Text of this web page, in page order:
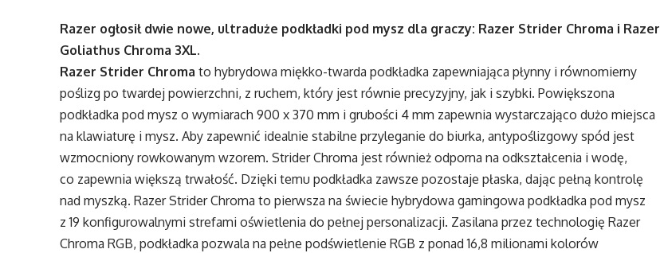
Razer ogłosił dwie nowe, ultraduże podkładki pod mysz dla graczy: Razer Strider Chroma i Razer
Goliathus Chroma 3XL.
Razer Strider Chroma to hybrydowa miękko-twarda podkładka zapewniająca płynny i równomierny
poślizg po twardej powierzchni, z ruchem, który jest równie precyzyjny, jak i szybki. Powiększona
podkładka pod mysz o wymiarach 900 x 370 mm i grubości 4 mm zapewnia wystarczająco dużo miejsca
na klawiaturę i mysz. Aby zapewnić idealnie stabilne przyleganie do biurka, antypoślizgowy spód jest
wzmocniony rowkowanym wzorem. Strider Chroma jest również odporna na odkształcenia i wodę,
co zapewnia większą trwałość. Dzięki temu podkładka zawsze pozostaje płaska, dając pełną kontrolę
nad myszką. Razer Strider Chroma to pierwsza na świecie hybrydowa gamingowa podkładka pod mysz
z 19 konfigurowalnymi strefami oświetlenia do pełnej personalizacji. Zasilana przez technologię Razer
Chroma RGB, podkładka pozwala na pełne podświetlenie RGB z ponad 16,8 milionami kolorów